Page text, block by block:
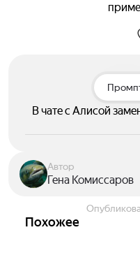
В чате с Алисой
Автор
Гена Комиссаров
Похожее